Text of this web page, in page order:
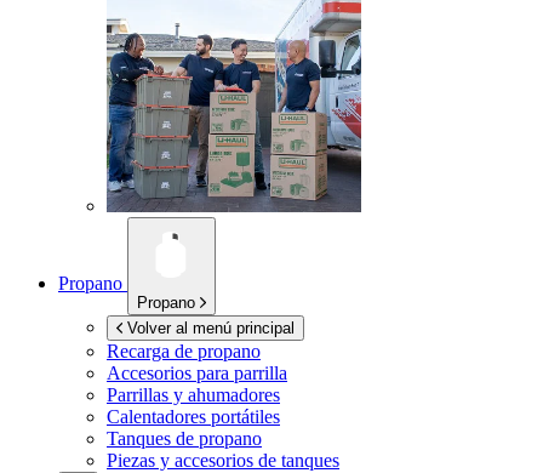
Propano
Propano
Volver al menú principal
Recarga de propano
Accesorios para parrilla
Parrillas y ahumadores
Calentadores portátiles
Tanques de propano
Piezas y accesorios de tanques